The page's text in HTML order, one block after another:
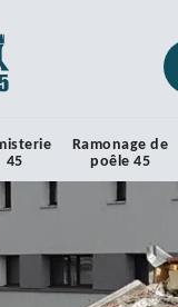
45
Ramonage de
poêle 45